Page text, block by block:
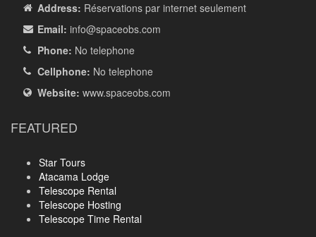
Address: Réservations par internet seulement
Email: info@spaceobs.com
Phone: No telephone
Cellphone: No telephone
Website: www.spaceobs.com
FEATURED
Star Tours
Atacama Lodge
Telescope Rental
Telescope Hosting
Telescope Time Rental